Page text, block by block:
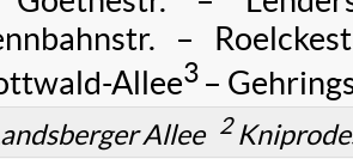
–
Allee3 –
Allee 2